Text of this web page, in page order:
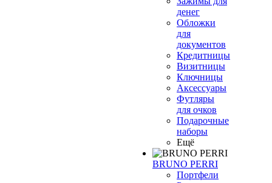
денег
Обложки
для
документов
Кредитницы
Визитницы
Ключницы
Аксессуары
Футляры
для очков
Подарочные
наборы
Ещё
BRUNO PERRI
Портфели